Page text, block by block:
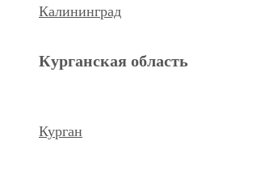
Калининград
Курганская область
Курган